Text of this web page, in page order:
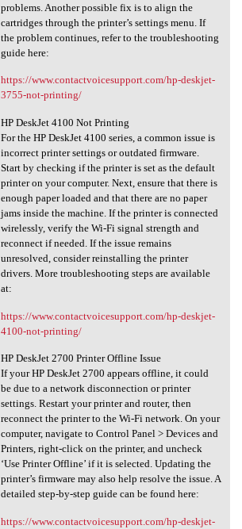
problems. Another possible fix is to align the
cartridges through the printer’s settings menu. If
the problem continues, refer to the troubleshooting
guide here:
https://www.contactvoicesupport.com/hp-deskjet-
3755-not-printing/
HP DeskJet 4100 Not Printing
For the HP DeskJet 4100 series, a common issue is
incorrect printer settings or outdated firmware.
Start by checking if the printer is set as the default
printer on your computer. Next, ensure that there is
enough paper loaded and that there are no paper
jams inside the machine. If the printer is connected
wirelessly, verify the Wi-Fi signal strength and
reconnect if needed. If the issue remains
unresolved, consider reinstalling the printer
drivers. More troubleshooting steps are available
at:
https://www.contactvoicesupport.com/hp-deskjet-
4100-not-printing/
HP DeskJet 2700 Printer Offline Issue
If your HP DeskJet 2700 appears offline, it could
be due to a network disconnection or printer
settings. Restart your printer and router, then
reconnect the printer to the Wi-Fi network. On your
computer, navigate to Control Panel > Devices and
Printers, right-click on the printer, and uncheck
‘Use Printer Offline’ if it is selected. Updating the
printer’s firmware may also help resolve the issue. A
detailed step-by-step guide can be found here:
https://www.contactvoicesupport.com/hp-deskjet-